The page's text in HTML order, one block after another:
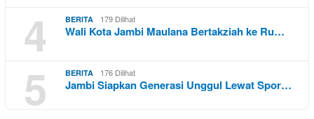
4 BERITA 179 Dilihat
Wali Kota Jambi Maulana Bertakziah ke Ru…
5 BERITA 176 Dilihat
Jambi Siapkan Generasi Unggul Lewat Spor…